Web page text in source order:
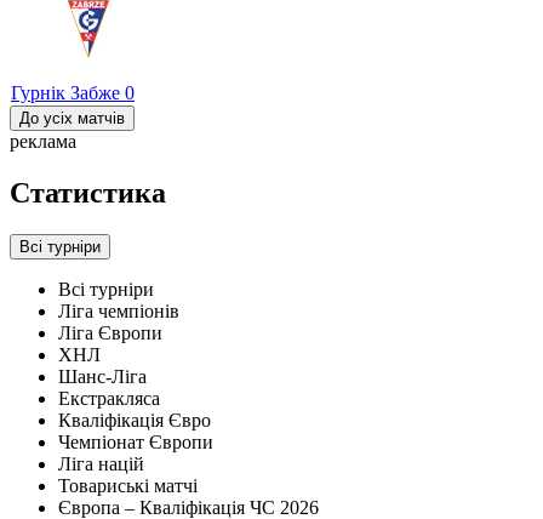
Гурнік Забже 0
До усіх матчів
реклама
Статистика
Всі турніри
Всі турніри
Ліга чемпіонів
Ліга Європи
ХНЛ
Шанс-Ліга
Екстракляса
Кваліфікація Євро
Чемпіонат Європи
Ліга націй
Товариські матчі
Європа – Кваліфікація ЧС 2026